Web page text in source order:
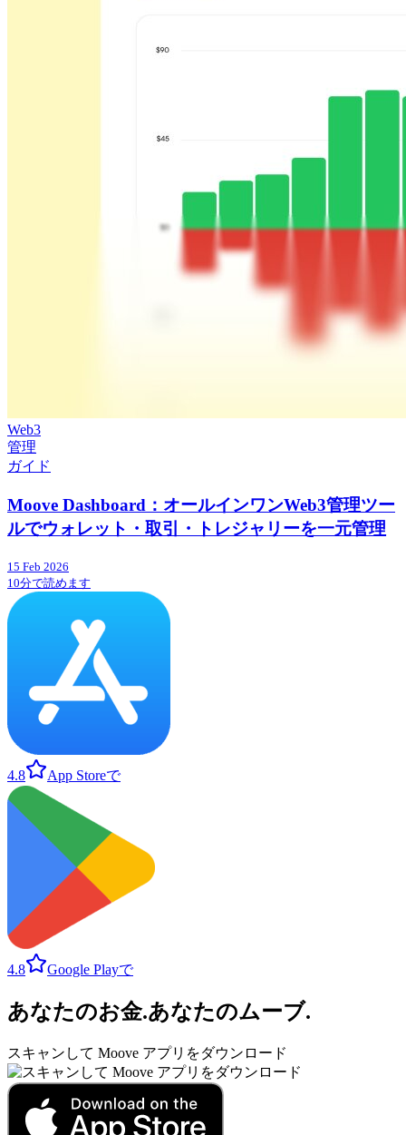
Web3
管理
ガイド
Moove Dashboard：オールインワンWeb3管理ツー
ルでウォレット・取引・トレジャリーを一元管理
15 Feb 2026
10分で読めます
4.8 App Storeで
4.8 Google Playで
あなたのお金.あなたのムーブ.
スキャンして Moove アプリをダウンロード